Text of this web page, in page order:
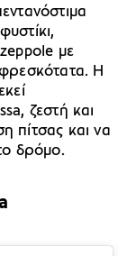
με
Η
ζεστή και
πίτσας και να
δρόμο.